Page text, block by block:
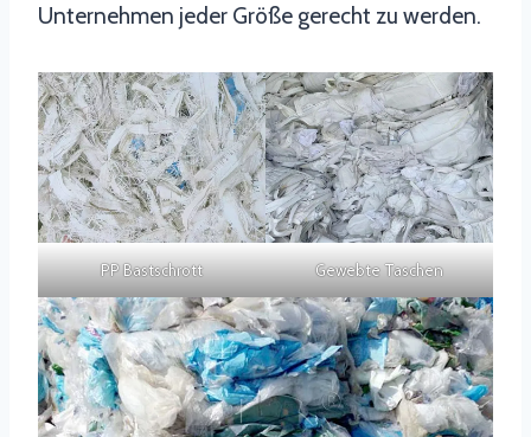
Unternehmen jeder Größe gerecht zu werden.
PP Bastschrott Gewebte Taschen